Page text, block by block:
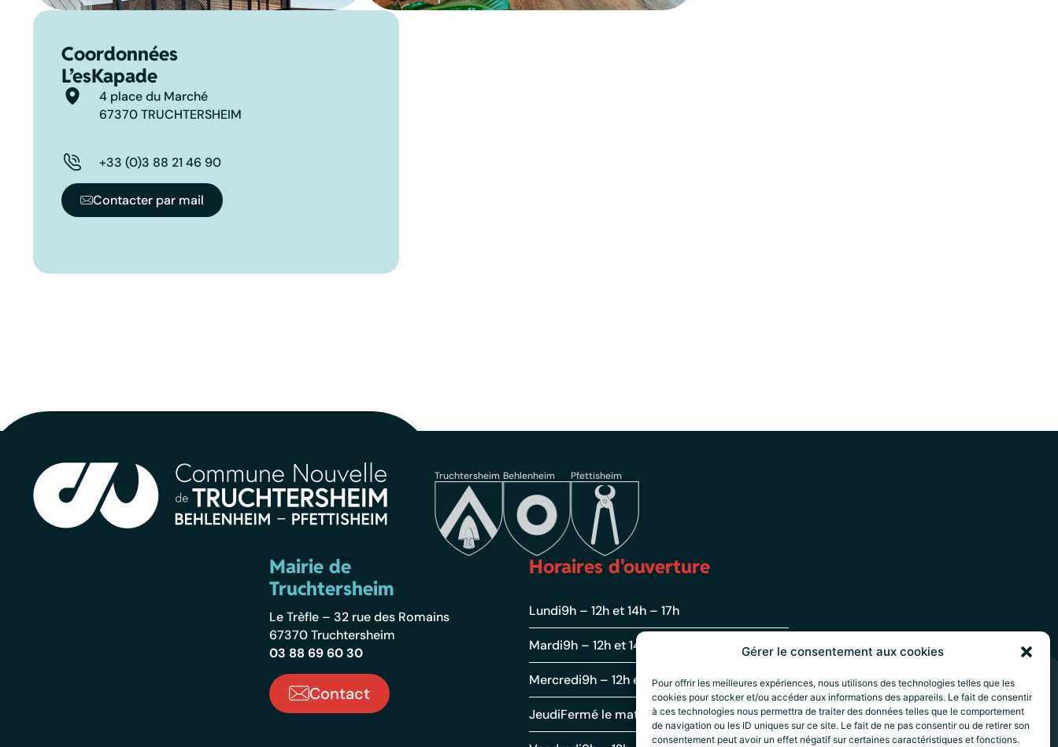
Gérer le consentement aux cookies
Pour offrir les meilleures expériences, nous utilisons des technologies telles que les
cookies pour stocker et/ou accéder aux informations des appareils. Le fait de consentir
à ces technologies nous permettra de traiter des données telles que le comportement
de navigation ou les ID uniques sur ce site. Le fait de ne pas consentir ou de retirer son
consentement peut avoir un effet négatif sur certaines caractéristiques et fonctions.
Coordonnées
L’esKapade
4 place du Marché
67370 TRUCHTERSHEIM
+33 (0)3 88 21 46 90
Contacter par mail
Truchtersheim Behlenheim Pfettisheim
Mairie de
Truchtersheim
Le Trèfle – 32 rue des Romains
67370 Truchtersheim
03 88 69 60 30
Contact
Horaires d'ouverture
Lundi9h – 12h et 14h – 17h
Mardi9h – 12h et 14h – 19h
Mercredi9h – 12h et 14h – 17h
JeudiFermé le matin et 13h – 17h